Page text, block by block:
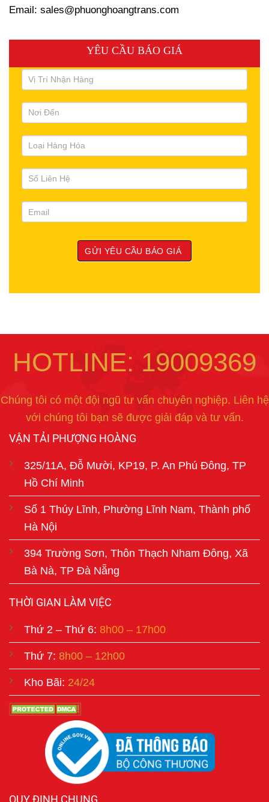
Email: sales@phuonghoangtrans.com
YÊU CẦU BÁO GIÁ
HOTLINE: 19009369
Chúng tôi có một đội ngũ tư vấn chuyên nghiệp. Liên hệ
với chúng tôi bạn sẽ được giải đáp và tư vấn.
VẬN TẢI PHƯỢNG HOÀNG
325/11A, Đỗ Mười, KP19, P. An Phú Đông, TP
Hồ Chí Minh
Số 1 Thúy Lĩnh, Phường Lĩnh Nam, Thành phố
Hà Nội
394 Trường Sơn, Thôn Thạch Nham Đông, Xã
Bà Nà, TP Đà Nẵng
THỜI GIAN LÀM VIỆC
Thứ 2 – Thứ 6: 8h00 – 17h00
Thứ 7: 8h00 – 12h00
Kho Bãi: 24/24